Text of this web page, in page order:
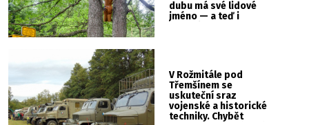
dubu má své lidové
jméno — a teď i
V Rožmitále pod
Třemšínem se
uskuteční sraz
vojenské a historické
techniky. Chybět